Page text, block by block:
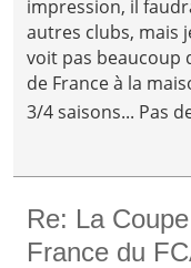
impression, il
autres clubs, mais
voit pas beaucoup
de France à la
3/4 saisons... Pas
Re: La
France du